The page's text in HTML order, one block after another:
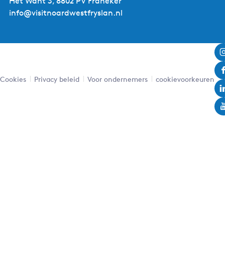
Powered by Esri | Esri, HERE, Garmin, USGS, Intermap, INCREMENT P, NRCAN, Esri Japan, METI,
Esri China (Hong Kong), NOSTRA, © OpenStreetMap contributors, and the GIS User Community
info@visitnoardwestfryslan.nl
Cookies Privacy beleid Voor ondernemers cookievoorkeuren